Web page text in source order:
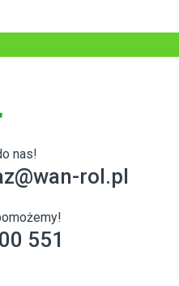
nas!
rol.pl
551